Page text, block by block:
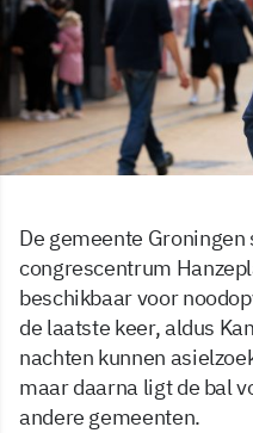
De gemeente Groningen
congrescentrum
beschikbaar voor
de laatste keer, aldus
nachten kunnen
maar daarna ligt de bal
andere gemeenten.